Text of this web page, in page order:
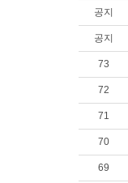
공지
공지
73
72
71
70
69